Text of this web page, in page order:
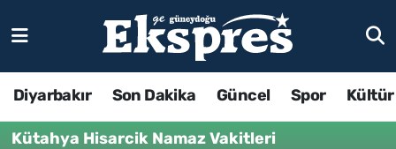
Diyarbakır Son Dakika Güncel Spor
Kütahya Hisarcik Namaz Vakitleri